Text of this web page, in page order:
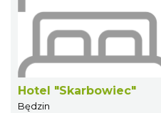
Hotel "Skarbowiec"
Będzin